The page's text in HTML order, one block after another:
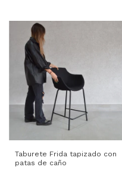
Taburete Frida tapizado con
patas de caño